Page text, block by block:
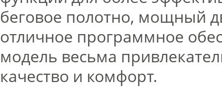
беговое полотно, мощный
отличное программное
модель весьма
качество и комфорт.